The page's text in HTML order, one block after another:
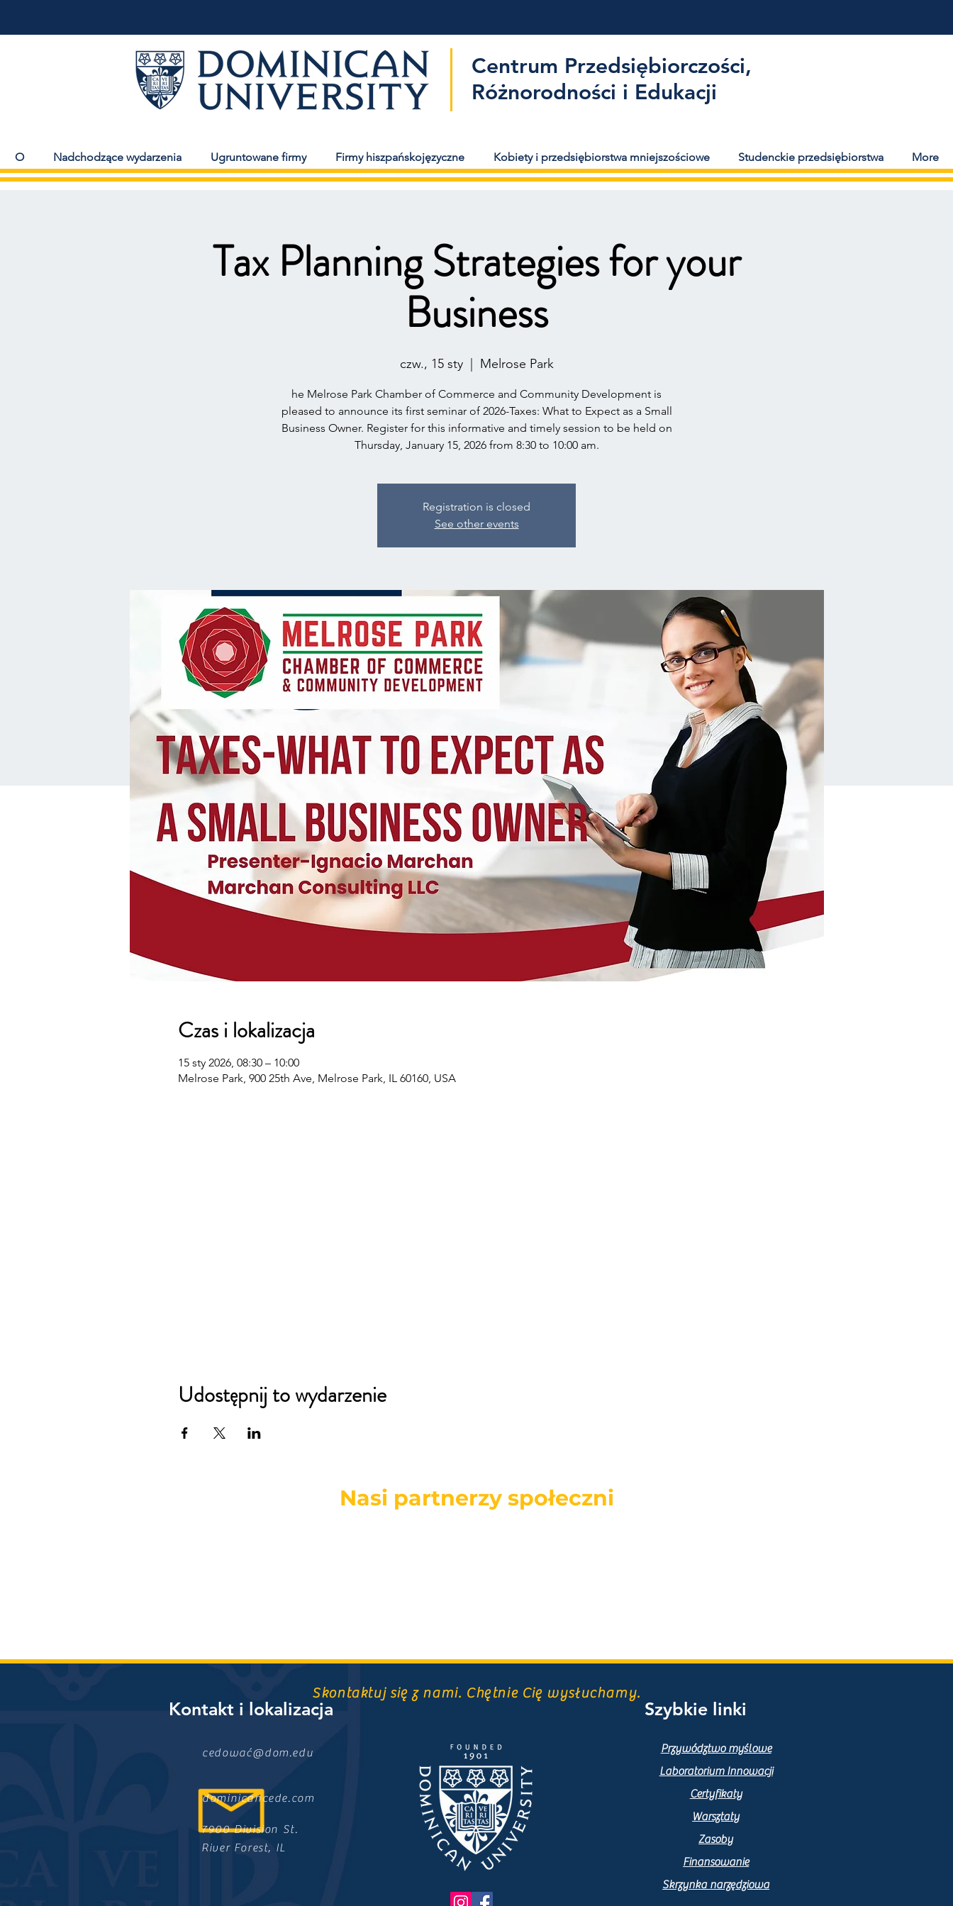
Centrum Przedsiębiorczości,
Różnorodności i Edukacji
O Nadchodzące wydarzenia Ugruntowane firmy Firmy hiszpańskojęzyczne Kobiety i przedsiębiorstwa mniejszościowe Studenckie przedsiębiorstwa More
Tax Planning Strategies for your
Business
czw., 15 sty
  |
Melrose Park
he Melrose Park Chamber of Commerce and Community Development is
pleased to announce its first seminar of 2026-Taxes: What to Expect as a Small
Business Owner. Register for this informative and timely session to be held on
Thursday, January 15, 2026 from 8:30 to 10:00 am.
Registration is closed
See other events
Czas i lokalizacja
15 sty 2026, 08:30 – 10:00
Melrose Park, 900 25th Ave, Melrose Park, IL 60160, USA
Udostępnij to wydarzenie
Nasi partnerzy społeczni
Skontaktuj się z nami. Chętnie Cię wysłuchamy.
Kontakt i lokalizacja
cedować@dom.edu
dominicancede.com
7900 Division St.
River Forest, IL
Szybkie linki
Przywództwo myślowe
Laboratorium Innowacji
Certyfikaty
Warsztaty
Zasoby
Finansowanie
Skrzynka narzędziowa